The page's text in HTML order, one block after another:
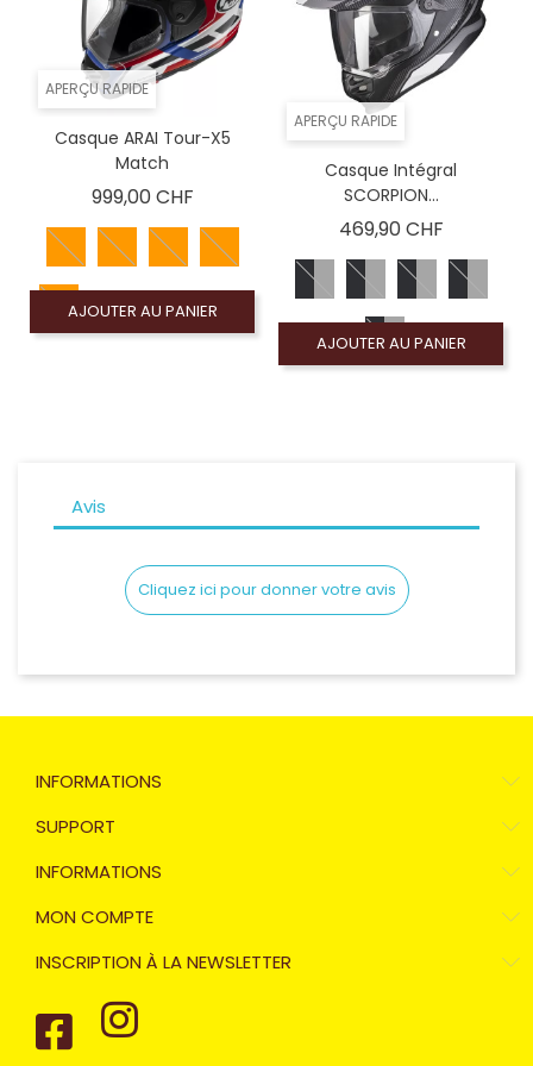
APERÇU RAPIDE
Casque ARAI Tour-X5
Match
999,00 CHFPrix
AJOUTER AU PANIER
APERÇU RAPIDE
Casque Intégral
SCORPION...
469,90 CHFPrix
AJOUTER AU PANIER
Avis
Cliquez ici pour donner votre avis
INFORMATIONS
SUPPORT
INFORMATIONS
MON COMPTE
INSCRIPTION À LA NEWSLETTER